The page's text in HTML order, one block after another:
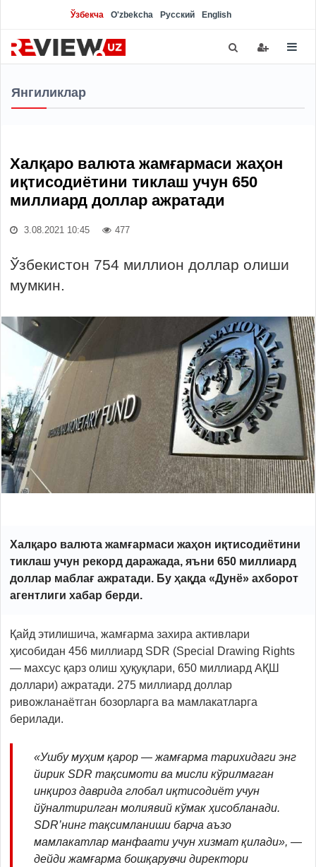
Ўзбекча O'zbekcha Русский English
Янгиликлар
Халқаро валюта жамғармаси жаҳон
иқтисодиётини тиклаш учун 650
миллиард доллар ажратади
3.08.2021 10:45 477
Ўзбекистон 754 миллион доллар олиши
мумкин.
Халқаро валюта жамғармаси жаҳон иқтисодиётини
тиклаш учун рекорд даражада, яъни 650 миллиард
доллар маблағ ажратади. Бу ҳақда «Дунё» ахборот
агентлиги хабар берди.
Қайд этилишича, жамғарма захира активлари
ҳисобидан 456 миллиард SDR (Special Drawing Rights
— махсус қарз олиш ҳуқуқлари, 650 миллиард АҚШ
доллари) ажратади. 275 миллиард доллар
ривожланаётган бозорларга ва мамлакатларга
берилади.
«Ушбу муҳим қарор — жамғарма тарихидаги энг
йирик SDR тақсимоти ва мисли кўрилмаган
инқироз даврида глобал иқтисодиёт учун
йўналтирилган молиявий кўмак ҳисобланади.
SDR’нинг тақсимланиши барча аъзо
мамлакатлар манфаати учун хизмат қилади», —
дейди жамғарма бошқарувчи директори